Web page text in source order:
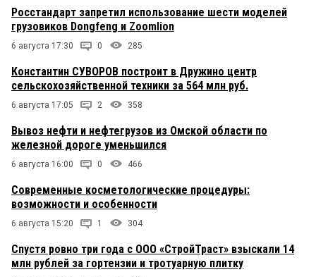
Росстандарт запретил использование шести моделей
грузовиков Dongfeng и Zoomlion
6 августа 17:30 0 285
Константин СУВОРОВ построит в Дружино центр
сельскохозяйственной техники за 564 млн руб.
6 августа 17:05 2 358
Вывоз нефти и нефтегрузов из Омской области по
железной дороге уменьшился
6 августа 16:00 0 466
Современные косметологические процедуры:
возможности и особенности
6 августа 15:20 1 304
Спустя ровно три года с ООО «СтройТраст» взыскали 14
млн рублей за гортензии и тротуарную плитку